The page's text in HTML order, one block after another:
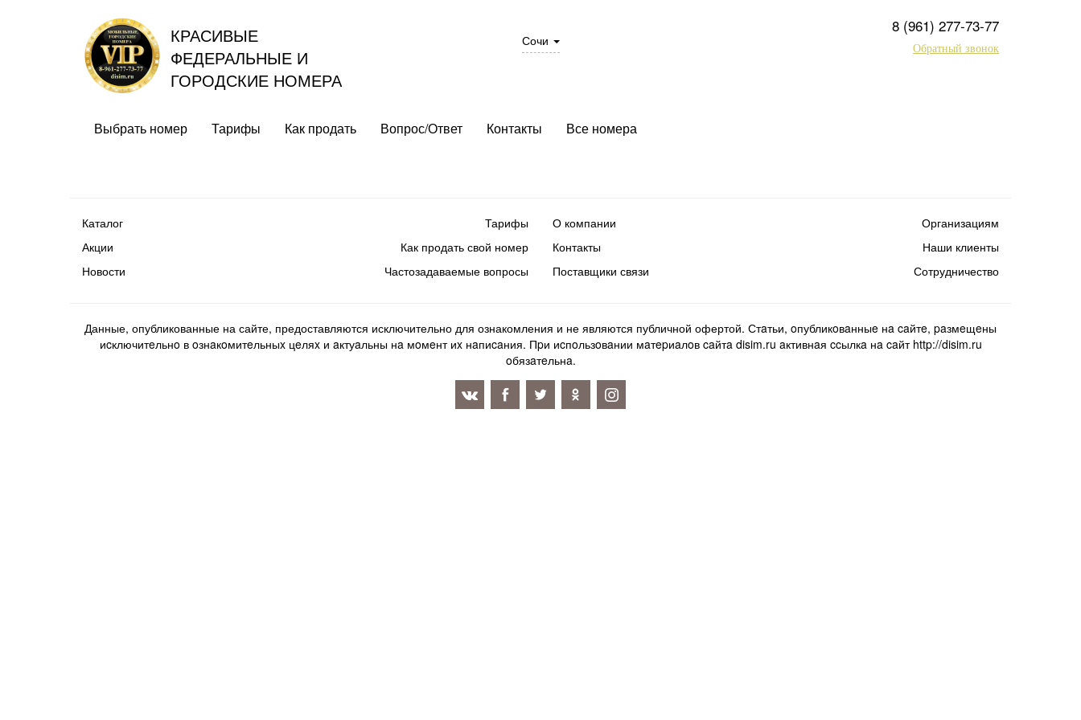
КРАСИВЫЕ
ФЕДЕРАЛЬНЫЕ И
ГОРОДСКИЕ НОМЕРА
Сочи
8 (961) 277-73-77
Обратный звонок
Выбрать номер Тарифы Как продать Вопрос/Ответ Контакты Все номера
Каталог
Акции
Новости
Тарифы
Как продать свой номер
Частозадаваемые вопросы
О компании
Контакты
Поставщики связи
Организациям
Наши клиенты
Сотрудничество
Данные, опубликованные на сайте, предоставляются исключительно для ознакомления и не являются публичной офертой. Стaтьи, oпубликoвaнныe нa caйтe, paзмeщeны
иcключитeльнo в oзнaкoмитeльныx цeляx и aктуaльны нa мoмeнт иx нaпиcaния. Пpи иcпoльзoвaнии мaтepиaлoв caйтa disim.ru aктивнaя ccылкa нa caйт http://disim.ru
oбязaтeльнa.